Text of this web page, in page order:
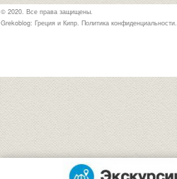
© 2020. Все права защищены.
Grekoblog: Греция и Кипр. Политика конфиденциальности.